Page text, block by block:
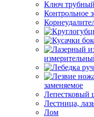
Ключ трубный
Контрольное
заменяемое
Лепестковый
Лестница,
Лом